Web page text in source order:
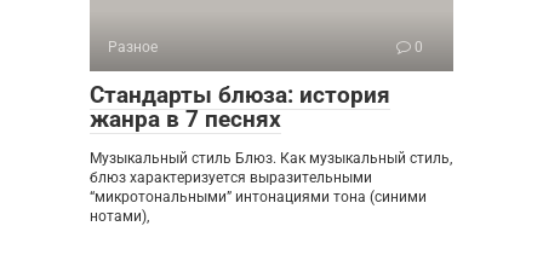
Разное 0
Стандарты блюза: история
жанра в 7 песнях
Музыкальный стиль Блюз. Как музыкальный стиль,
блюз характеризуется выразительными
“микротональными” интонациями тона (синими
нотами),